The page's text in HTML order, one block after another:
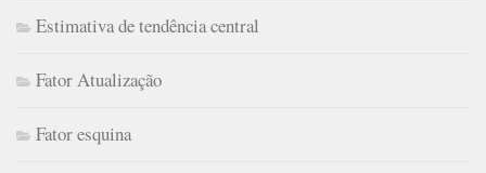
Estimativa de tendência central
Fator Atualização
Fator esquina